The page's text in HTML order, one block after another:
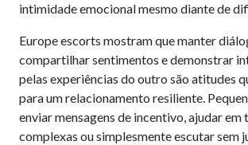
intimidade emocional mesmo diante de
Europe escorts mostram que manter
compartilhar sentimentos e demonstrar
pelas experiências do outro são atitudes
para um relacionamento resiliente.
enviar mensagens de incentivo, ajudar em
complexas ou simplesmente escutar sem